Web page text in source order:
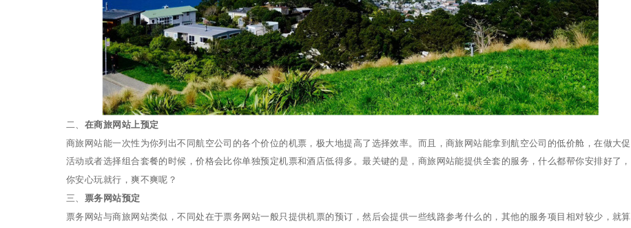
二、 在商旅网站上预定
商旅网站能一次性为你列出不同航空公司的各个价位的机票，极大地提高了选择效率。而且，商旅网站能拿到航空公司的低价舱，在做大促
活动或者选择组合套餐的时候，价格会比你单独预定机票和酒店低得多。最关键的是，商旅网站能提供全套的服务，什么都帮你安排好了，
你安心玩就行，爽不爽呢？
三、 票务网站预定
票务网站与商旅网站类似，不同处在于票务网站一般只提供机票的预订，然后会提供一些线路参考什么的，其他的服务项目相对较少，就算